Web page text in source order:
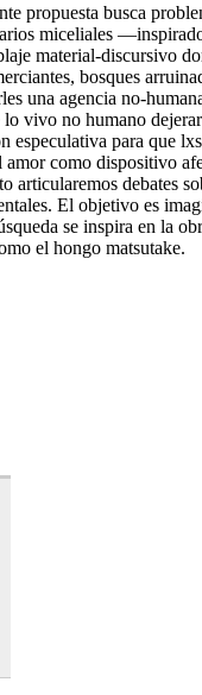
propuesta busca
miceliales
material-discursivo
bosques
una agencia no-
vivo no humano
para que
amor como dispositivo
articularemos debates
El objetivo es
se inspira en la
el hongo matsutake.